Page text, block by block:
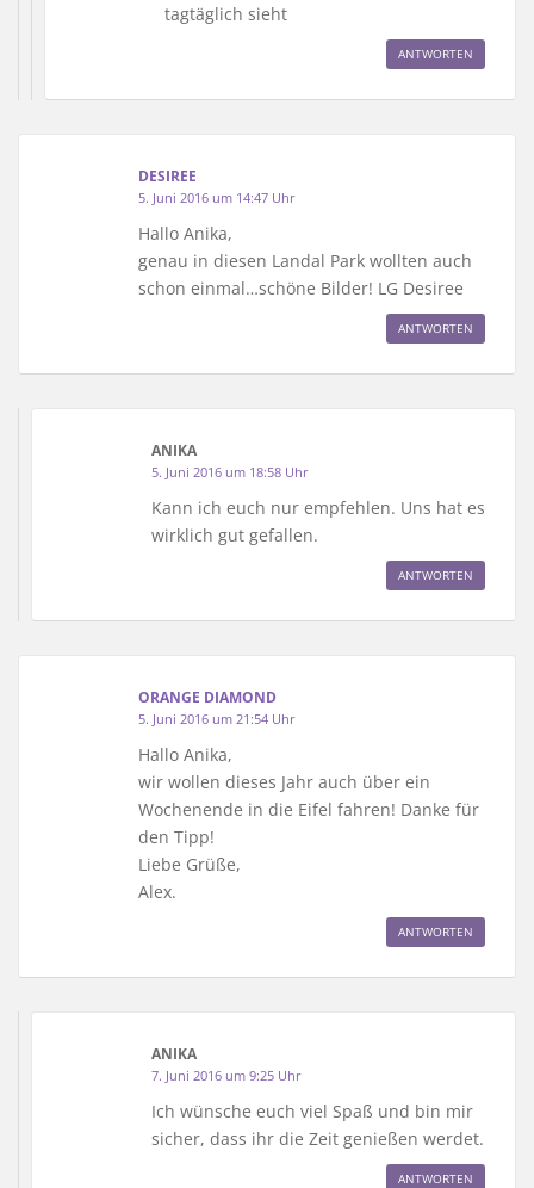
tagtäglich sieht
ANTWORTEN
DESIREE
5. Juni 2016 um 14:47 Uhr
Hallo Anika,
genau in diesen Landal Park wollten auch
schon einmal…schöne Bilder! LG Desiree
ANTWORTEN
ANIKA
5. Juni 2016 um 18:58 Uhr
Kann ich euch nur empfehlen. Uns hat es
wirklich gut gefallen.
ANTWORTEN
ORANGE DIAMOND
5. Juni 2016 um 21:54 Uhr
Hallo Anika,
wir wollen dieses Jahr auch über ein
Wochenende in die Eifel fahren! Danke für
den Tipp!
Liebe Grüße,
Alex.
ANTWORTEN
ANIKA
7. Juni 2016 um 9:25 Uhr
Ich wünsche euch viel Spaß und bin mir
sicher, dass ihr die Zeit genießen werdet.
ANTWORTEN